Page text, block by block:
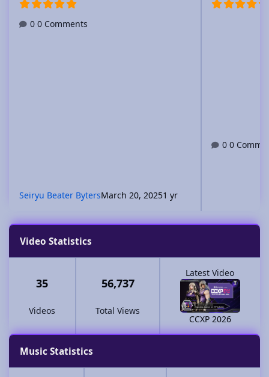
0 Comments
Seiryu Beater BytersMarch 20, 20251 yr
0
Video Statistics
35
Videos
56,737
Total Views
Latest Video
CCXP 2026
Music Statistics